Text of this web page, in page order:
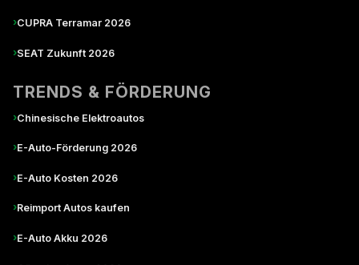
›CUPRA Terramar 2026
›SEAT Zukunft 2026
TRENDS & FÖRDERUNG
›Chinesische Elektroautos
›E-Auto-Förderung 2026
›E-Auto Kosten 2026
›Reimport Autos kaufen
›E-Auto Akku 2026